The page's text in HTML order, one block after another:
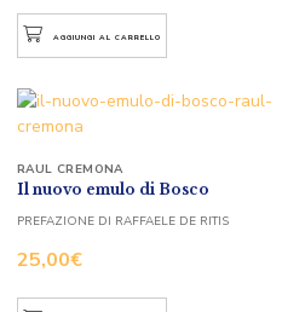
AGGIUNGI AL CARRELLO
Il nuovo emulo di Bosco
25,00€
RAUL CREMONA
PREFAZIONE DI RAFFAELE DE RITIS